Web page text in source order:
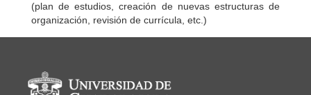
(plan de estudios, creación de nuevas estructuras de
organización, revisión de currícula, etc.)
Información del portal